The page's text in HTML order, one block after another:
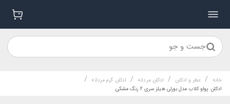
جست و جو
خانه / عطر و ادکلن / ادکلن مردانه / ادکلن گرم مردانه /
ادکلن پولو کلاب مدل بورلی هیلز سری 2 رنگ مشکی